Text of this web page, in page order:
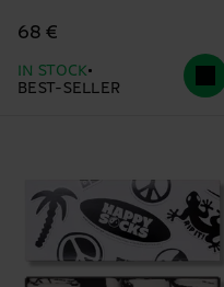
68 €
IN STOCK
BEST-SELLER